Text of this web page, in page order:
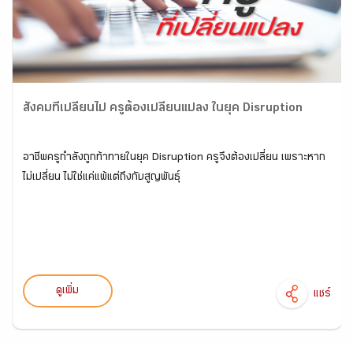
สังคมที่เปลี่ยนไป ครูต้องเปลี่ยนแปลง ในยุค Disruption
อาชีพครูกำลังถูกท้าทายในยุค Disruption ครูจึงต้องเปลี่ยน เพราะหาก
ไม่เปลี่ยน ไม่ใช่แค่แพ้แต่ถึงกับสูญพันธุ์
ดูเพิ่ม แชร์